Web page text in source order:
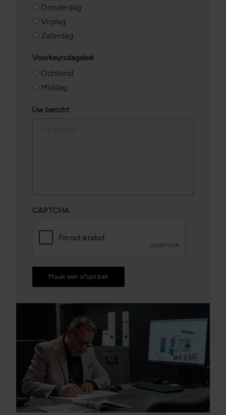
Donderdag
Vrijdag
Zaterdag
Voorkeursdagdeel
Ochtend
Middag
Uw bericht
CAPTCHA
Maak een afspraak